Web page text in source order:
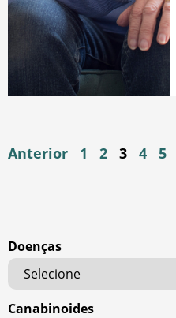
Anterior 1 2 3 4 5
Doenças
Canabinoides